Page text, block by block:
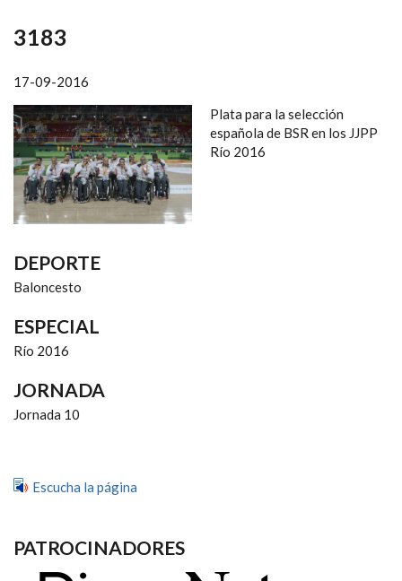
DE
AYUDA
A
LA
NAVEGACIÓN
3183
17-09-2016
Plata para la selección
española de BSR en los JJPP
Río 2016
DEPORTE
Baloncesto
ESPECIAL
Río 2016
JORNADA
Jornada 10
Escucha la página
PATROCINADORES